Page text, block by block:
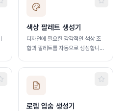
색상 팔레트 생성기
디자인에 필요한 감각적인 색상 조
합과 팔레트를 자동으로 생성합니
로렘 입숨 생성기